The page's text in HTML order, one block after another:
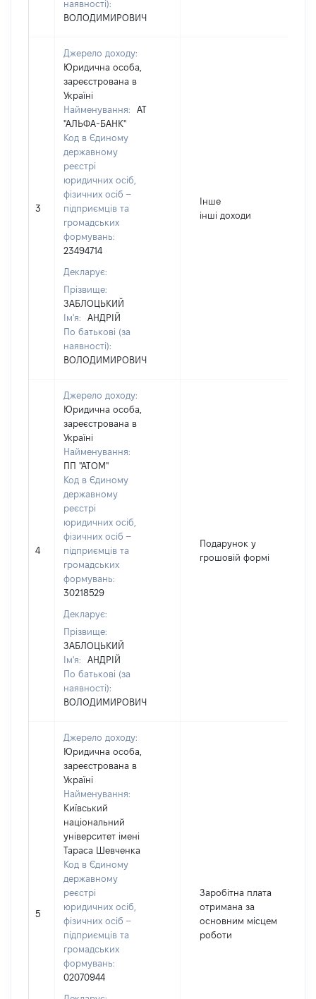
наявності):
ВОЛОДИМИРОВИЧ
3
Джерело доходу:
Юридична особа,
зареєстрована в
Україні
Найменування:
АТ
"АЛЬФА-БАНК"
Код в Єдиному
державному
реєстрі
юридичних осіб,
фізичних осіб –
підприємців та
громадських
формувань:
23494714
Декларує:
Прізвище:
ЗАБЛОЦЬКИЙ
Ім'я:
АНДРІЙ
По батькові (за
наявності):
ВОЛОДИМИРОВИЧ
Інше
інші доходи
4
Джерело доходу:
Юридична особа,
зареєстрована в
Україні
Найменування:
ПП "АТОМ"
Код в Єдиному
державному
реєстрі
юридичних осіб,
фізичних осіб –
підприємців та
громадських
формувань:
30218529
Декларує:
Прізвище:
ЗАБЛОЦЬКИЙ
Ім'я:
АНДРІЙ
По батькові (за
наявності):
ВОЛОДИМИРОВИЧ
Подарунок у
грошовій формі
5
Джерело доходу:
Юридична особа,
зареєстрована в
Україні
Найменування:
Київський
національний
університет імені
Тараса Шевченка
Код в Єдиному
державному
реєстрі
юридичних осіб,
фізичних осіб –
підприємців та
громадських
формувань:
02070944
Заробітна плата
отримана за
основним місцем
роботи